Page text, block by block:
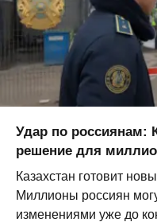
Удар по россиянам:
решение для
Казахстан готовит
Миллионы россиян
изменениями уже до